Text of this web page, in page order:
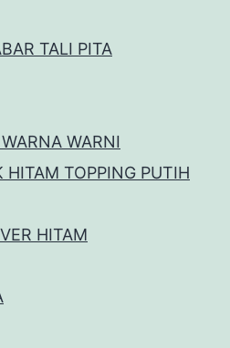
TALI PITA
WARNI
HITAM TOPPING PUTIH
HITAM